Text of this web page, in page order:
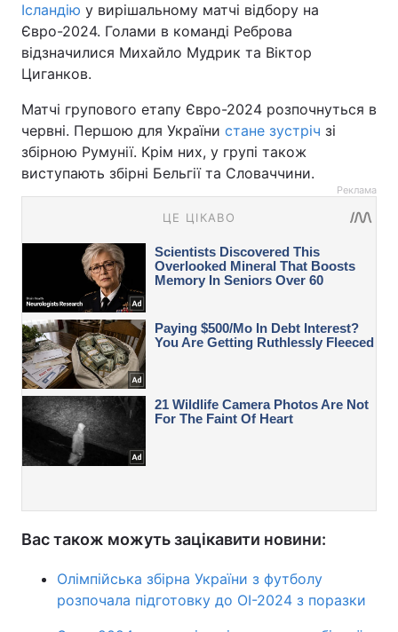
Ісландію у вирішальному матчі відбору на
Євро-2024. Голами в команді Реброва
відзначилися Михайло Мудрик та Віктор
Циганков.
Матчі групового етапу Євро-2024 розпочнуться в
червні. Першою для України стане зустріч зі
збірною Румунії. Крім них, у групі також
виступають збірні Бельгії та Словаччини.
Реклама
Вас також можуть зацікавити новини:
Олімпійська збірна України з футболу
розпочала підготовку до ОІ-2024 з поразки